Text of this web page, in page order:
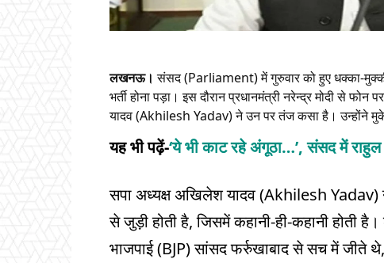
लखनऊ। संसद (Parliament) में गुरुवार को हुए धक्का-
भर्ती होना पड़ा। इस दौरान प्रधानमंत्री नरेन्द्र मोदी से
यादव (Akhilesh Yadav) ने उन पर तंज कसा है। उन्‍होंने
यह भी पढ़ें-‘ये भी काट रहे अंगूठा…’, संसद में
सपा अध्यक्ष अख‍िलेश यादव (Akhilesh Yadav)
से जुड़ी होती है, जिसमें कहानी-ही-कहानी होती
भाजपाई (BJP) सांसद फर्रुखाबाद से सच में